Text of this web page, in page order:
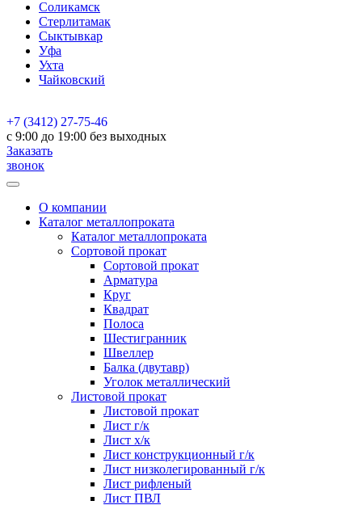
Соликамск
Стерлитамак
Сыктывкар
Уфа
Ухта
Чайковский
+7 (3412) 27-75-46
c 9:00 до 19:00 без выходных
Заказать
звонок
О компании
Каталог металлопроката
Каталог металлопроката
Сортовой прокат
Сортовой прокат
Арматура
Круг
Квадрат
Полоса
Шестигранник
Швеллер
Балка (двутавр)
Уголок металлический
Листовой прокат
Листовой прокат
Лист г/к
Лист х/к
Лист конструкционный г/к
Лист низколегированный г/к
Лист рифленый
Лист ПВЛ